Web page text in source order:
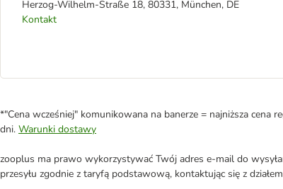
Herzog-Wilhelm-Straße 18, 80331, München, DE
Kontakt
*"Cena wcześniej" komunikowana na banerze = najniższa cena
dni. Warunki dostawy
zooplus ma prawo wykorzystywać Twój adres e-mail do
przesyłu zgodnie z taryfą podstawową, kontaktując się z